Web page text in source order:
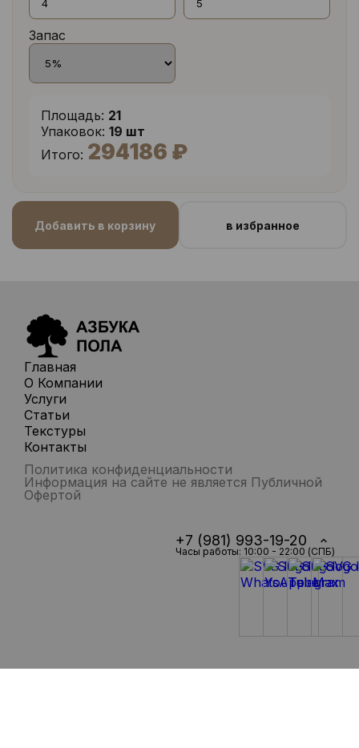
Запас
Площадь: 21
Упаковок: 19 шт
Итого: 294186 ₽
Добавить в корзину в избранное
Главная
О Компании
Услуги
Статьи
Текстуры
Контакты
Политика конфиденциальности
Информация на сайте не является Публичной
Офертой
+7 (981) 993-19-20
Часы работы: 10:00 - 22:00 (СПБ)